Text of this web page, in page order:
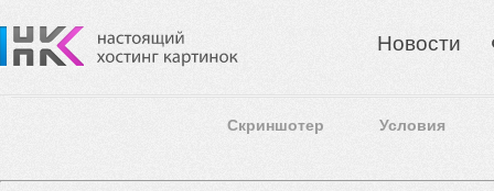
Новости
Скриншотер Условия